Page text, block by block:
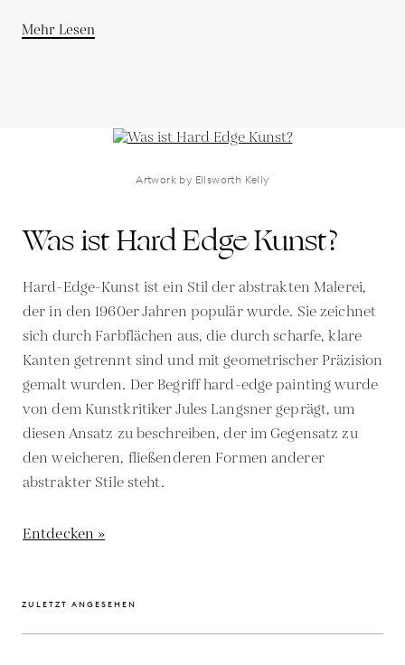
Mehr Lesen
Artwork by Ellsworth Kelly
Was ist Hard Edge Kunst?
Hard-Edge-Kunst ist ein Stil der abstrakten Malerei,
der in den 1960er Jahren populär wurde. Sie zeichnet
sich durch Farbflächen aus, die durch scharfe, klare
Kanten getrennt sind und mit geometrischer Präzision
gemalt wurden. Der Begriff hard-edge painting wurde
von dem Kunstkritiker Jules Langsner geprägt, um
diesen Ansatz zu beschreiben, der im Gegensatz zu
den weicheren, fließenderen Formen anderer
abstrakter Stile steht.
Entdecken »
ZULETZT ANGESEHEN